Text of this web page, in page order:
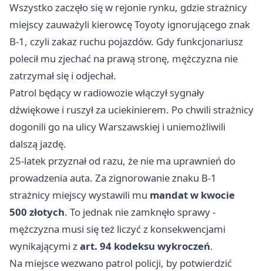
Wszystko zaczęło się w rejonie rynku, gdzie strażnicy
miejscy zauważyli kierowcę Toyoty ignorującego znak
B-1, czyli zakaz ruchu pojazdów. Gdy funkcjonariusz
polecił mu zjechać na prawą stronę, mężczyzna nie
zatrzymał się i odjechał.
Patrol będący w radiowozie włączył sygnały
dźwiękowe i ruszył za uciekinierem. Po chwili strażnicy
dogonili go na ulicy Warszawskiej i uniemożliwili
dalszą jazdę.
25-latek przyznał od razu, że nie ma uprawnień do
prowadzenia auta. Za zignorowanie znaku B-1
strażnicy miejscy wystawili mu mandat w kwocie
500 złotych. To jednak nie zamknęło sprawy -
mężczyzna musi się też liczyć z konsekwencjami
wynikającymi zart. 94 kodeksu wykroczeń.
Na miejsce wezwano patrol policji, by potwierdzić